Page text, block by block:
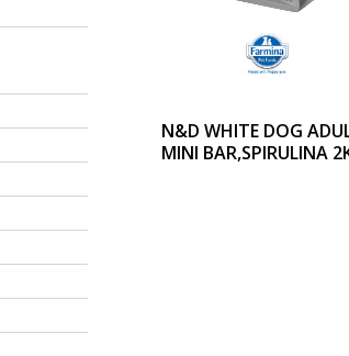
N&D WHITE DOG
MINI BAR,SPIRULINA